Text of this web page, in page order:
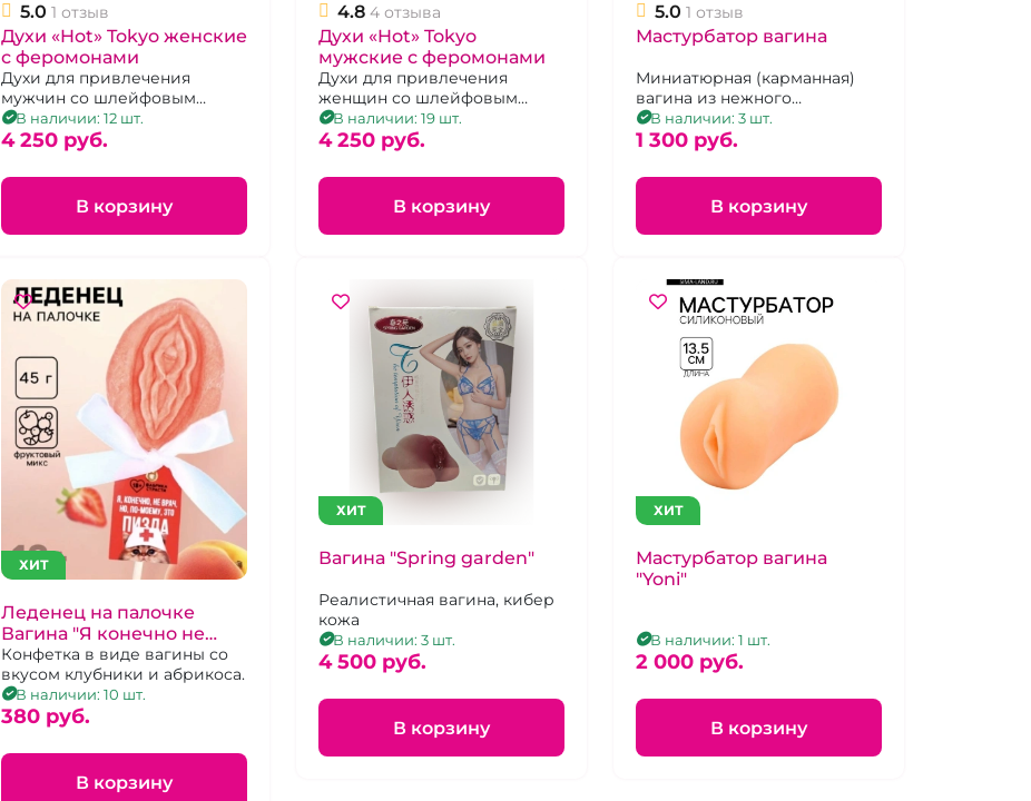
5.0 1 отзыв
Духи «Hot» Tokyo женские
с феромонами
Духи для привлечения
мужчин со шлейфовым
ароматом, 30 мл.
В наличии: 12 шт.
4 250 pуб.
В корзину
4.8 4 отзыва
Духи «Hot» Tokyo
мужские с феромонами
Духи для привлечения
женщин со шлейфовым
ароматом, 30 мл.
В наличии: 19 шт.
4 250 pуб.
В корзину
5.0 1 отзыв
Мастурбатор вагина
Миниатюрная (карманная)
вагина из нежного
термопластичного
эластомера.
В наличии: 3 шт.
1 300 pуб.
В корзину
ХИТ
Леденец на палочке
Вагина "Я конечно не
врач. но по-моему это
пизда"
Конфетка в виде вагины со
вкусом клубники и абрикоса.
В наличии: 10 шт.
380 pуб.
В корзину
ХИТ
Вагина "Spring garden"
Реалистичная вагина, кибер
кожа
В наличии: 3 шт.
4 500 pуб.
В корзину
ХИТ
Мастурбатор вагина
"Yoni"
В наличии: 1 шт.
2 000 pуб.
В корзину